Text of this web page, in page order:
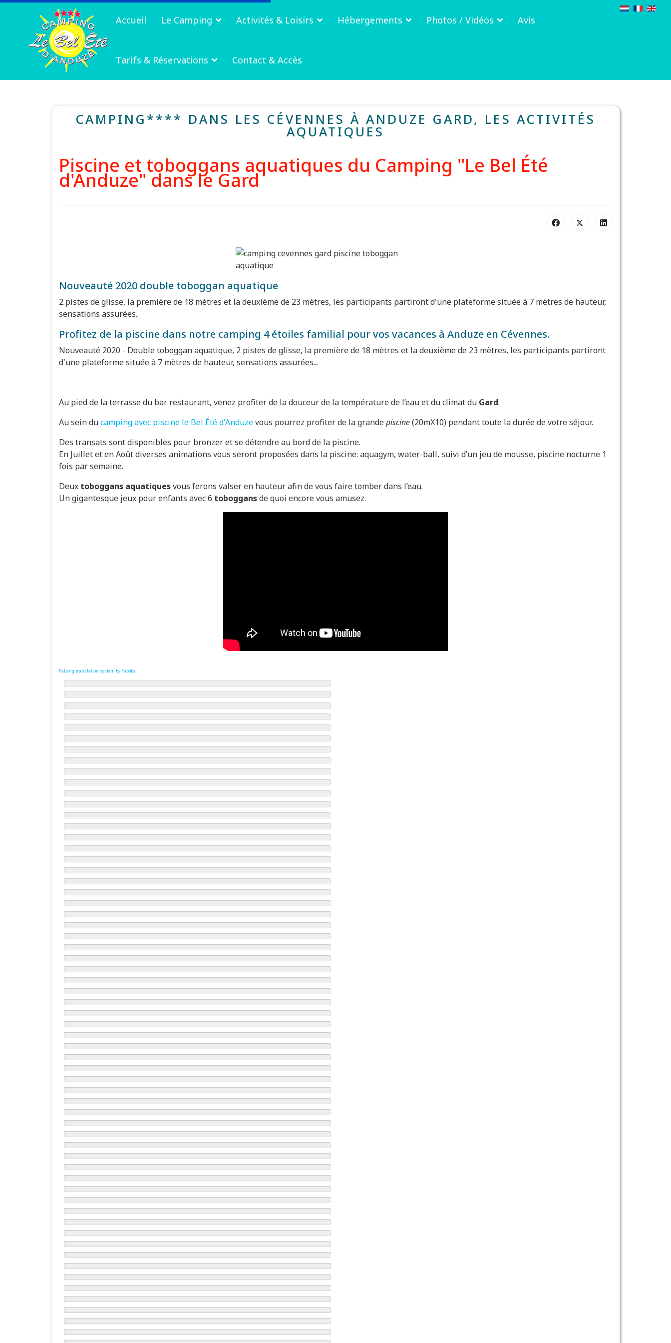
Accueil Le Camping Activités & Loisirs Hébergements Photos / Vidéos Avis
Tarifs & Réservations Contact & Accès
CAMPING**** DANS LES CÉVENNES À ANDUZE GARD, LES ACTIVITÉS
AQUATIQUES
Piscine et toboggans aquatiques du Camping "Le Bel Été
d'Anduze" dans le Gard
Nouveauté 2020 double toboggan aquatique
2 pistes de glisse, la première de 18 mètres et la deuxième de 23 mètres, les participants partiront d'une plateforme située à 7 mètres de hauteur,
sensations assurées..
Profitez de la piscine dans notre camping 4 étoiles familial pour vos vacances à Anduze en Cévennes.
Nouveauté 2020 - Double toboggan aquatique, 2 pistes de glisse, la première de 18 mètres et la deuxième de 23 mètres, les participants partiront
d'une plateforme située à 7 mètres de hauteur, sensations assurées...
Au pied de la terrasse du bar restaurant, venez profiter de la douceur de la température de l’eau et du climat du Gard.
Au sein ducamping avec piscine le Bel Été d'Anduzevous pourrez profiter de la grandepiscine(20mX10) pendant toute la durée de votre séjour.
Des transats sont disponibles pour bronzer et se détendre au bord de la piscine.
En Juillet et en Août diverses animations vous seront proposées dans la piscine: aquagym, water-ball, suivi d’un jeu de mousse, piscine nocturne 1
fois par semaine.
Deux toboggans aquatiquesvous ferons valser en hauteur afin de vous faire tomber dans l’eau.
Un gigantesque jeux pour enfants avec 6 toboggansde quoi encore vous amusez.
FaLang translation system by Faboba